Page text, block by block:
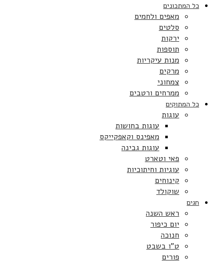
כל המתכונים
מאפים ולחמים
סלטים
ירקות
תוספות
מנות עיקריות
מרקים
צמחוני
ממרחים ורטבים
כל המתוקים
עוגות
עוגות בחושות
מאפינס וקאפקייקס
עוגות גבינה
פאי וטארט
עוגיות וחיתוכיות
קינוחים
שוקולד
חגים
ראש השנה
יום כיפור
חנוכה
ט”ו בשבט
פורים